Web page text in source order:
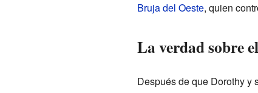
Bruja del Oeste, quien
La verdad sobre
Después de que Dorothy y